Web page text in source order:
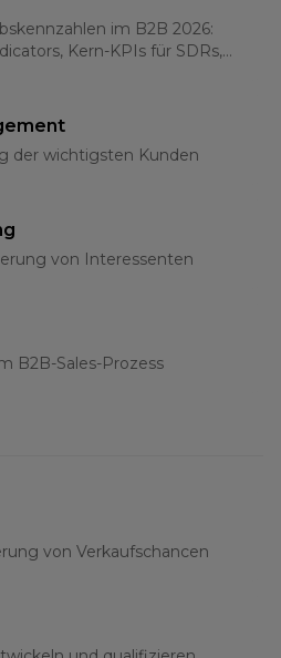
im B2B 2026:
Kern-KPIs für SDRs,
der wichtigsten Kunden
von Interessenten
B2B-Sales-Prozess
von Verkaufschancen